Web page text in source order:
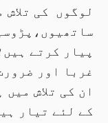
لوگوں کی
پیار کرتے
غربا اور
ان کی تلاش
کے لئے تیار